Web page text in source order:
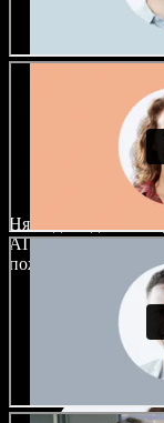
Огромен
Няма два еднакво
AI гласови актьори
пожелаете.